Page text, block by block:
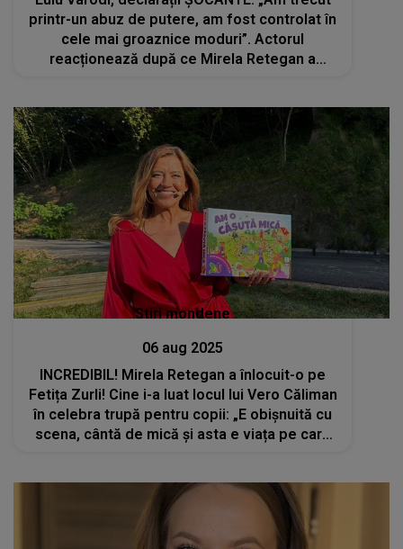
printr-un abuz de putere, am fost controlat în
cele mai groaznice moduri”. Actorul
reacționează după ce Mirela Retegan a
Stiri mondene
06 aug 2025
INCREDIBIL! Mirela Retegan a înlocuit-o pe
Fetița Zurli! Cine i-a luat locul lui Vero Căliman
în celebra trupă pentru copii: „E obișnuită cu
scena, cântă de mică și asta e viața pe care